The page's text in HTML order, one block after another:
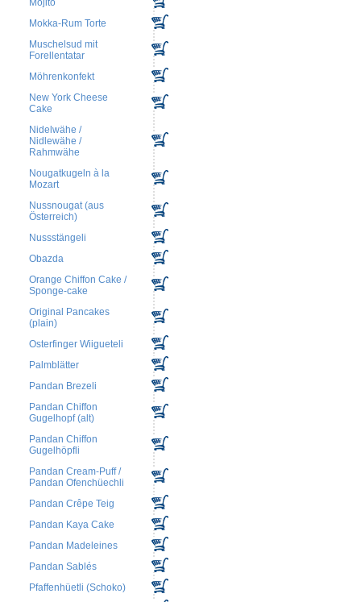
Mojito
Mokka-Rum Torte
Muschelsud mit
Forellentatar
Möhrenkonfekt
New York Cheese
Cake
Nidelwähe /
Nidlewähe /
Rahmwähe
Nougatkugeln à la
Mozart
Nussnougat (aus
Österreich)
Nussstängeli
Obazda
Orange Chiffon Cake /
Sponge-cake
Original Pancakes
(plain)
Osterfinger Wiigueteli
Palmblätter
Pandan Brezeli
Pandan Chiffon
Gugelhopf (alt)
Pandan Chiffon
Gugelhöpfli
Pandan Cream-Puff /
Pandan Ofenchüechli
Pandan Crêpe Teig
Pandan Kaya Cake
Pandan Madeleines
Pandan Sablés
Pfaffenhüetli (Schoko)